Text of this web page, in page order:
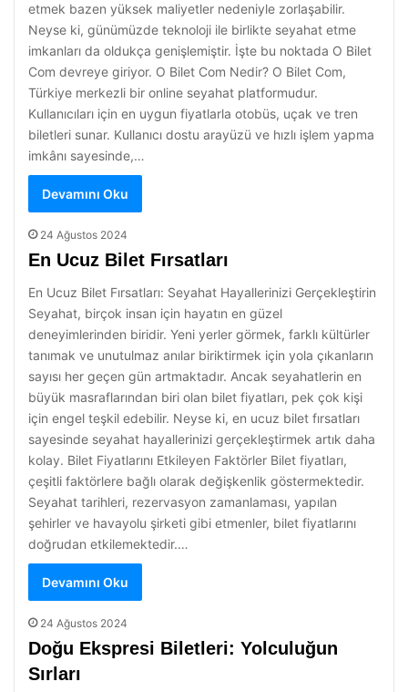
etmek bazen yüksek maliyetler nedeniyle zorlaşabilir.
Neyse ki, günümüzde teknoloji ile birlikte seyahat etme
imkanları da oldukça genişlemiştir. İşte bu noktada O Bilet
Com devreye giriyor. O Bilet Com Nedir? O Bilet Com,
Türkiye merkezli bir online seyahat platformudur.
Kullanıcıları için en uygun fiyatlarla otobüs, uçak ve tren
biletleri sunar. Kullanıcı dostu arayüzü ve hızlı işlem yapma
imkânı sayesinde,…
Devamını Oku
24 Ağustos 2024
En Ucuz Bilet Fırsatları
En Ucuz Bilet Fırsatları: Seyahat Hayallerinizi Gerçekleştirin
Seyahat, birçok insan için hayatın en güzel
deneyimlerinden biridir. Yeni yerler görmek, farklı kültürler
tanımak ve unutulmaz anılar biriktirmek için yola çıkanların
sayısı her geçen gün artmaktadır. Ancak seyahatlerin en
büyük masraflarından biri olan bilet fiyatları, pek çok kişi
için engel teşkil edebilir. Neyse ki, en ucuz bilet fırsatları
sayesinde seyahat hayallerinizi gerçekleştirmek artık daha
kolay. Bilet Fiyatlarını Etkileyen Faktörler Bilet fiyatları,
çeşitli faktörlere bağlı olarak değişkenlik göstermektedir.
Seyahat tarihleri, rezervasyon zamanlaması, yapılan
şehirler ve havayolu şirketi gibi etmenler, bilet fiyatlarını
doğrudan etkilemektedir.…
Devamını Oku
24 Ağustos 2024
Doğu Ekspresi Biletleri: Yolculuğun
Sırları